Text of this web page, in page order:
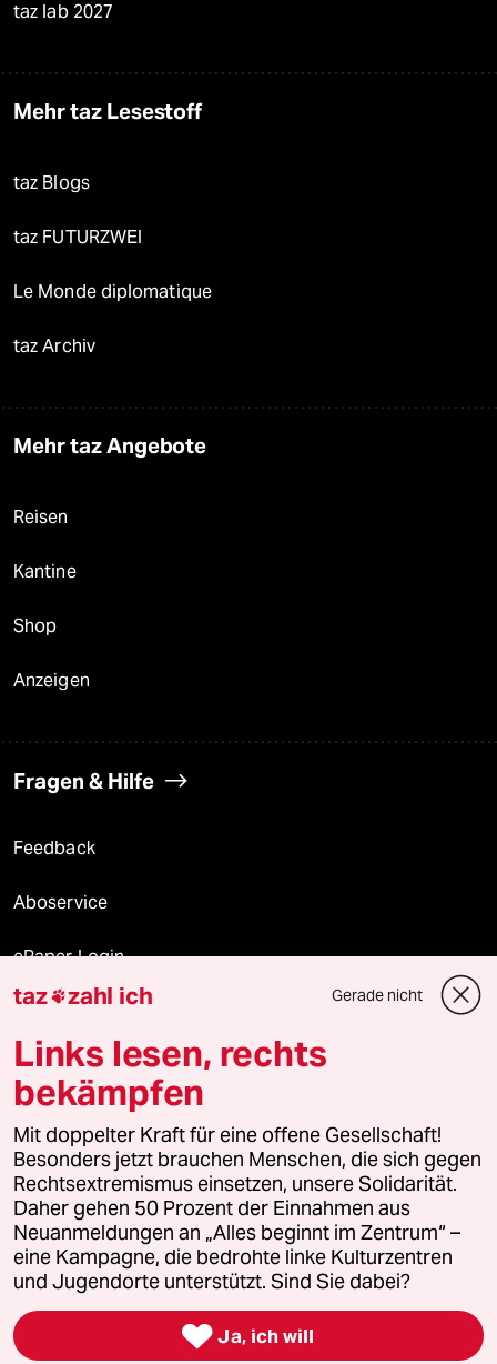
taz lab 2027
Mehr taz Lesestoff
taz Blogs
taz FUTURZWEI
Le Monde diplomatique
taz Archiv
Mehr taz Angebote
Reisen
Kantine
Shop
Anzeigen
Fragen & Hilfe
Feedback
Aboservice
ePaper Login
Downloads für Abonnierende
© 2026 taz Verlags und Vertriebs GmbH
Alle Rechte vorbehalten. Bei rechtlichen Fragen oder für Genehmigungen
wenden Sie sich bitte an lizenzen@taz.de
Feedback Redaktionsstatut Kommune-Richtlinien
Leitlinie Informant Datenschutz Impressum AGB
Seitenwende Einwilligungen widerrufen (Ads)
taz zahl ich Gerade nicht
Links lesen, rechts
bekämpfen
Mit doppelter Kraft für eine offene Gesellschaft!
Besonders jetzt brauchen Menschen, die sich gegen
Rechtsextremismus einsetzen, unsere Solidarität.
Daher gehen 50 Prozent der Einnahmen aus
Neuanmeldungen an „Alles beginnt im Zentrum“ –
eine Kampagne, die bedrohte linke Kulturzentren
und Jugendorte unterstützt. Sind Sie dabei?
 Ja, ich will